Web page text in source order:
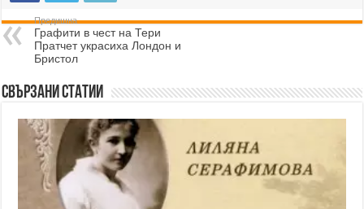
Предишна
Графити в чест на Тери
Пратчет украсиха Лондон и
Бристол
Свързани статии